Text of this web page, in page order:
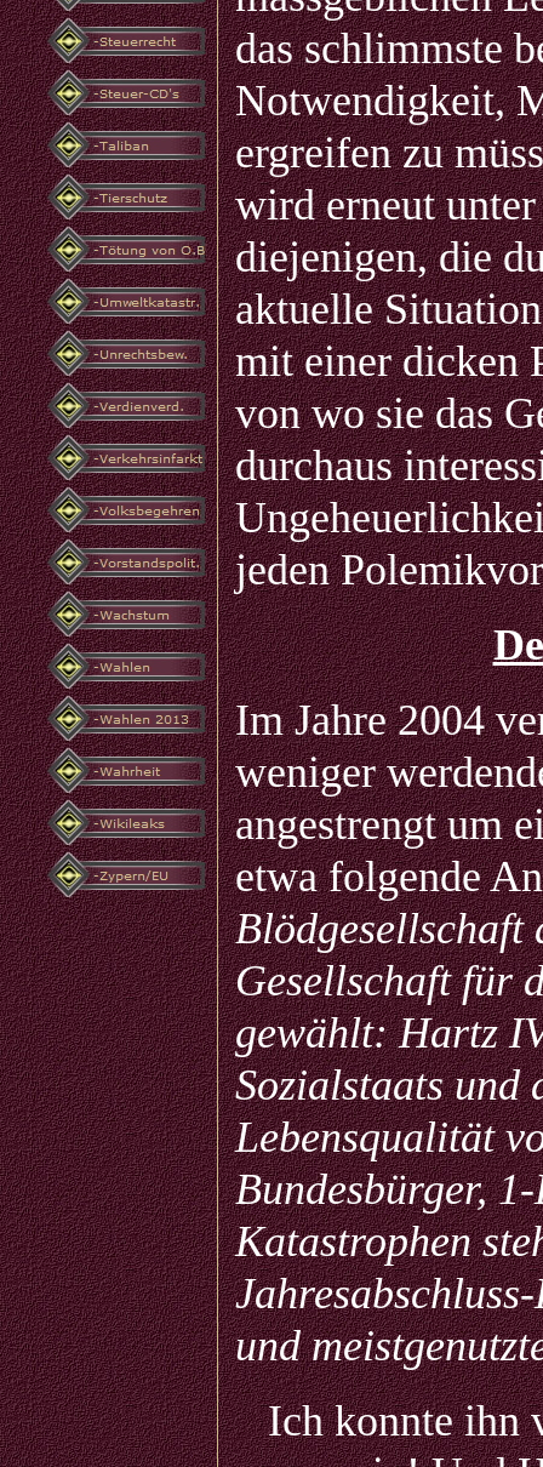
das schlimmste
Notwendigkeit,
ergreifen zu
wird erneut
diejenigen, die
aktuelle
mit einer dicken
von wo sie das
durchaus
jeden
Im Jahre 2004
weniger
angestrengt um
etwa folgende
Blödgesellschaft
Gesellschaft für
gewählt: Hartz
Sozialstaats und
Lebensqualität
Bundesbürger,
Katastrophen
und
Ich konnte ihn